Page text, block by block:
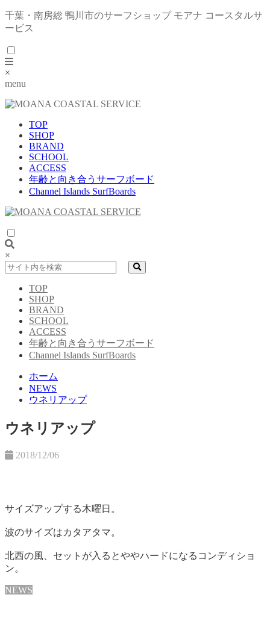
千葉・南房総 鴨川市のサーフショップ モアナ コースタルサ
ービス
×
menu
TOP
SHOP
BRAND
SCHOOL
ACCESS
年齢と向き合うサーフボード
Channel Islands SurfBoards
×
TOP
SHOP
BRAND
SCHOOL
ACCESS
年齢と向き合うサーフボード
Channel Islands SurfBoards
ホーム
NEWS
ウネリアップ
ウネリアップ
2018/12/06
サイズアップする木曜日。
波のサイズはカタアタマ。
北西の風、セットが入るとややハードになるコンディショ
ン。
NEWS